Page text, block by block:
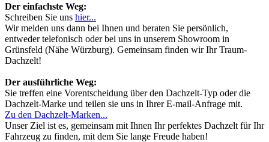
Der einfachste Weg:
Schreiben Sie uns hier...
Wir melden uns dann bei Ihnen und beraten Sie persönlich,
entweder telefonisch oder bei uns in unserem Showroom in
Grünsfeld (Nähe Würzburg). Gemeinsam finden wir Ihr Traum-
Dachzelt!
Der ausführliche Weg:
Sie treffen eine Vorentscheidung über den Dachzelt-Typ oder die
Dachzelt-Marke und teilen sie uns in Ihrer E-mail-Anfrage mit.
Zu den Dachzelt-Marken...
Unser Ziel ist es, gemeinsam mit Ihnen Ihr perfektes Dachzelt für Ihr
Fahrzeug zu finden, mit dem Sie lange Freude haben!